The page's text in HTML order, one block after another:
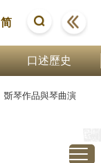
简
口述歷史
斲琴作品與琴曲演